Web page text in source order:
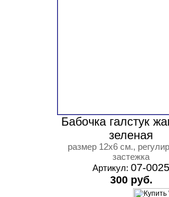
Бабочка галстук
зеленая
размер 12х6 см.,
застежка
Артикул: 07-0025
300 руб.